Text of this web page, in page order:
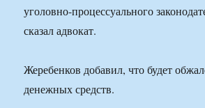
уголовно-процессуального
сказал адвокат.
Жеребенков добавил, что будет
денежных средств.